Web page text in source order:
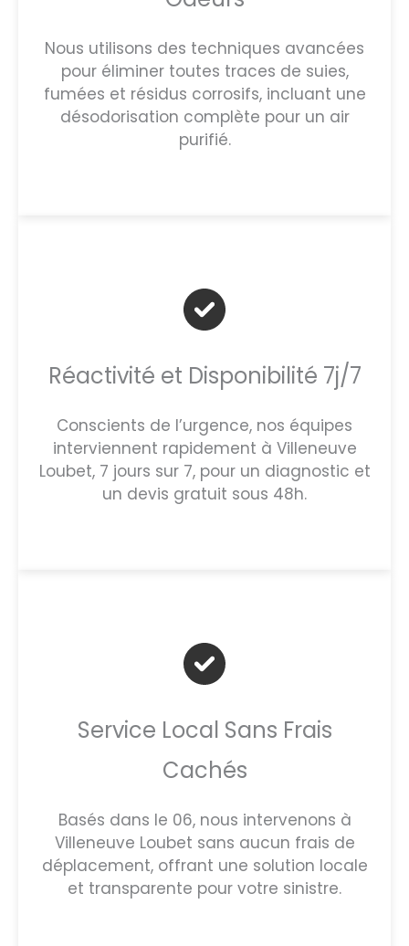
Nous utilisons des techniques avancées
pour éliminer toutes traces de suies,
fumées et résidus corrosifs, incluant une
désodorisation complète pour un air
purifié.
Réactivité et Disponibilité 7j/7
Conscients de l’urgence, nos équipes
interviennent rapidement à Villeneuve
Loubet, 7 jours sur 7, pour un diagnostic et
un devis gratuit sous 48h.
Service Local Sans Frais
Cachés
Basés dans le 06, nous intervenons à
Villeneuve Loubet sans aucun frais de
déplacement, offrant une solution locale
et transparente pour votre sinistre.